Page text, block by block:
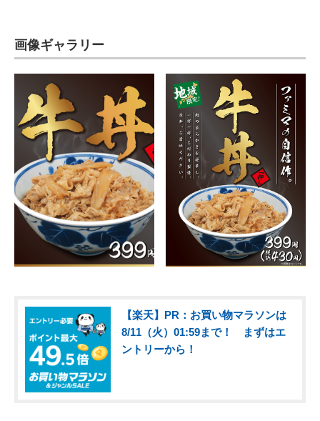
画像ギャラリー
【楽天】PR：お買い物マラソンは
8/11（火）01:59まで！ まずはエ
ントリーから！